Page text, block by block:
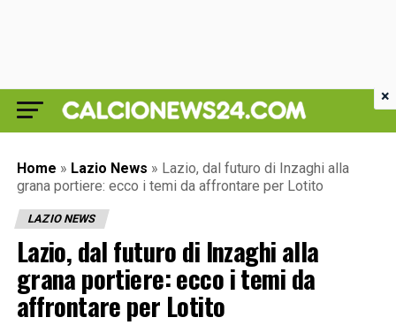
Home » Lazio News » Lazio, dal futuro di Inzaghi alla
grana portiere: ecco i temi da affrontare per Lotito
LAZIO NEWS
Lazio, dal futuro di Inzaghi alla
grana portiere: ecco i temi da
affrontare per Lotito
×